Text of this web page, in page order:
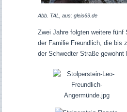
Abb. TAL, aus: gleis69.de
Zwei Jahre folgten weitere fünf
der Familie Freundlich, die bis
der Schwedter Straße gewohnt